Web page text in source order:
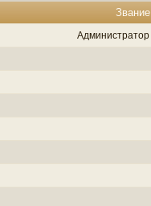
Звание
Администратор